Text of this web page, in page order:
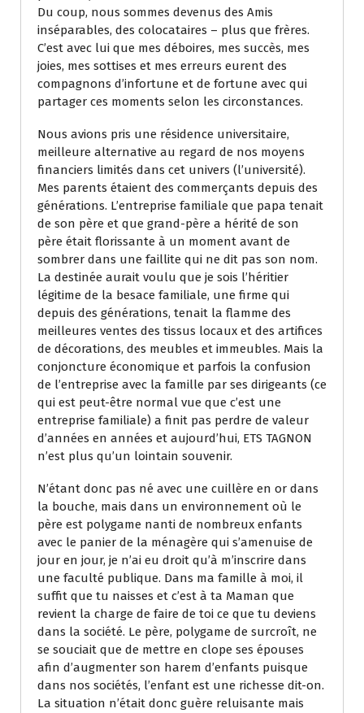
Du coup, nous sommes devenus des Amis
inséparables, des colocataires – plus que frères.
C’est avec lui que mes déboires, mes succès, mes
joies, mes sottises et mes erreurs eurent des
compagnons d’infortune et de fortune avec qui
partager ces moments selon les circonstances.
Nous avions pris une résidence universitaire,
meilleure alternative au regard de nos moyens
financiers limités dans cet univers (l’université).
Mes parents étaient des commerçants depuis des
générations. L’entreprise familiale que papa tenait
de son père et que grand-père a hérité de son
père était florissante à un moment avant de
sombrer dans une faillite qui ne dit pas son nom.
La destinée aurait voulu que je sois l’héritier
légitime de la besace familiale, une firme qui
depuis des générations, tenait la flamme des
meilleures ventes des tissus locaux et des artifices
de décorations, des meubles et immeubles. Mais la
conjoncture économique et parfois la confusion
de l’entreprise avec la famille par ses dirigeants (ce
qui est peut-être normal vue que c’est une
entreprise familiale) a finit pas perdre de valeur
d’années en années et aujourd’hui, ETS TAGNON
n’est plus qu’un lointain souvenir.
N’étant donc pas né avec une cuillère en or dans
la bouche, mais dans un environnement où le
père est polygame nanti de nombreux enfants
avec le panier de la ménagère qui s’amenuise de
jour en jour, je n’ai eu droit qu’à m’inscrire dans
une faculté publique. Dans ma famille à moi, il
suffit que tu naisses et c’est à ta Maman que
revient la charge de faire de toi ce que tu deviens
dans la société. Le père, polygame de surcroît, ne
se souciait que de mettre en clope ses épouses
afin d’augmenter son harem d’enfants puisque
dans nos sociétés, l’enfant est une richesse dit-on.
La situation n’était donc guère reluisante mais